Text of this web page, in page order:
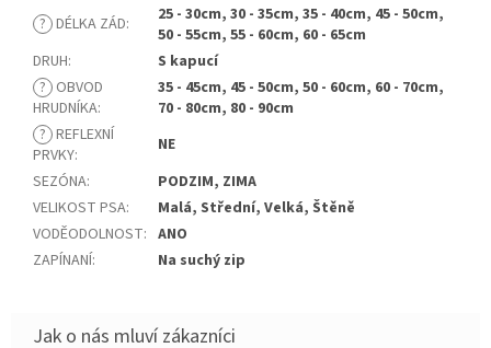
? DÉLKA ZÁD:
25 - 30cm, 30 - 35cm, 35 - 40cm, 45 - 50cm,
50 - 55cm, 55 - 60cm, 60 - 65cm
DRUH:
S kapucí
? OBVOD
HRUDNÍKA:
35 - 45cm, 45 - 50cm, 50 - 60cm, 60 - 70cm,
70 - 80cm, 80 - 90cm
? REFLEXNÍ
PRVKY:
NE
SEZÓNA:
PODZIM, ZIMA
VELIKOST PSA:
Malá, Střední, Velká, Štěně
VODĚODOLNOST: ANO
ZAPÍNANÍ: Na suchý zip